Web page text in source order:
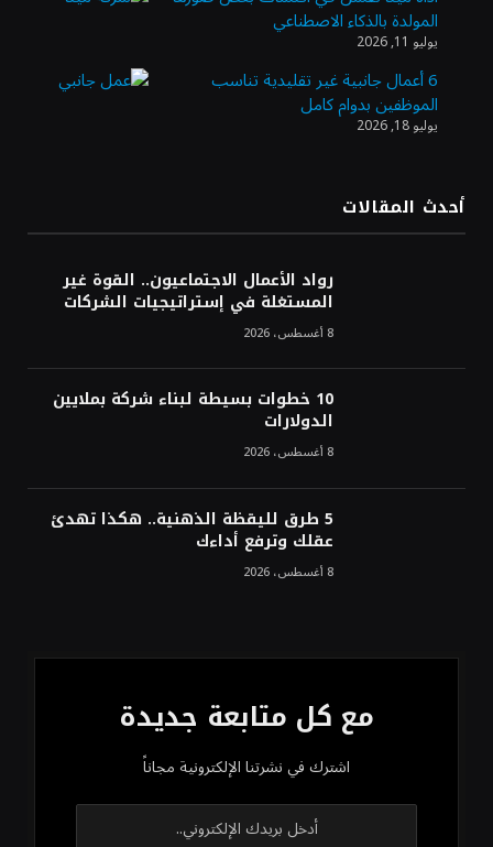
الذهب يسجل أعلى مستوى في أسبوعين بدعم
من تراجع الدولار
الدولار الأمريكي يتراجع قرب أدنى مستوياته
ترقب تطورات الوساطة بشأن الحرب
المولدة بالذكاء الاصطناعي
يوليو 11, 2026
6 أعمال جانبية غير تقليدية تناسب
الموظفين بدوام كامل
يوليو 18, 2026
أحدث المقالات
رواد الأعمال الاجتماعيون.. القوة غير
المستغلة في إستراتيجيات الشركات
8 أغسطس، 2026
10 خطوات بسيطة لبناء شركة بملايين
الدولارات
8 أغسطس، 2026
5 طرق لليقظة الذهنية.. هكذا تهدئ
عقلك وترفع أداءك
8 أغسطس، 2026
مع كل متابعة جديدة
اشترك في نشرتنا الإلكترونية مجاناً